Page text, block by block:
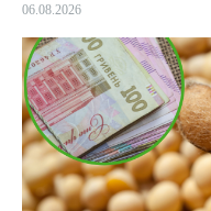
06.08.2026